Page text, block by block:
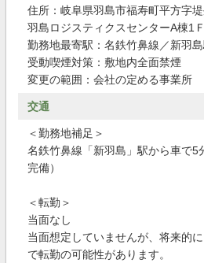
住所：岐阜県羽島市福寿町平方
羽島ロジスティクスセンターA棟1Ｆ
勤務地最寄駅：名鉄竹鼻線／新羽
受動喫煙対策：敷地内全面禁煙
変更の範囲：会社の定める事業所
交通
＜勤務地補足＞
名鉄竹鼻線「新羽島」駅から車
完備）
＜転勤＞
当面なし
当面想定していませんが、将来的
で転勤の可能性があります。